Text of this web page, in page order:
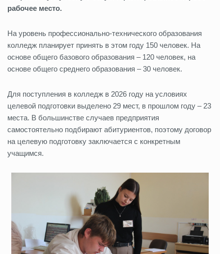
рабочее место.
На уровень профессионально-технического образования
колледж планирует принять в этом году 150 человек. На
основе общего базового образования – 120 человек, на
основе общего среднего образования – 30 человек.
Для поступления в колледж в 2026 году на условиях
целевой подготовки выделено 29 мест, в прошлом году – 23
места. В большинстве случаев предприятия
самостоятельно подбирают абитуриентов, поэтому договор
на целевую подготовку заключается с конкретным
учащимся.